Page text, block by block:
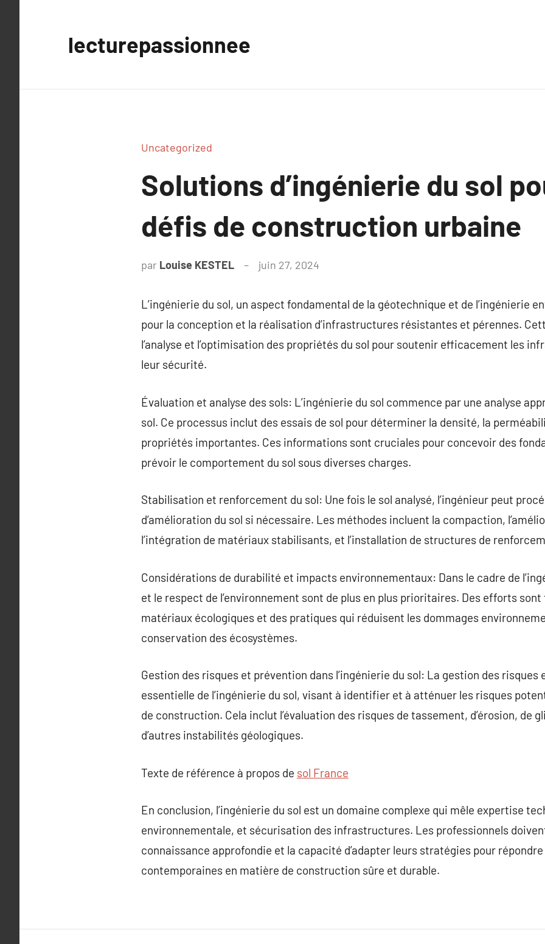
lecturepassionnee
Uncategorized
Solutions d’ingénierie du sol
défis de construction urbaine
par Louise KESTEL juin 27, 2024
L’ingénierie du sol, un aspect fondamental de la géotechnique et de l’ingénierie
pour la conception et la réalisation d’infrastructures résistantes et pérennes.
l’analyse et l’optimisation des propriétés du sol pour soutenir efficacement les
leur sécurité.
Évaluation et analyse des sols: L’ingénierie du sol commence par une analyse
sol. Ce processus inclut des essais de sol pour déterminer la densité, la
propriétés importantes. Ces informations sont cruciales pour concevoir des
prévoir le comportement du sol sous diverses charges.
Stabilisation et renforcement du sol: Une fois le sol analysé, l’ingénieur peut
d’amélioration du sol si nécessaire. Les méthodes incluent la compaction,
l’intégration de matériaux stabilisants, et l’installation de structures de
Considérations de durabilité et impacts environnementaux: Dans le cadre de
et le respect de l’environnement sont de plus en plus prioritaires. Des efforts
matériaux écologiques et des pratiques qui réduisent les dommages
conservation des écosystèmes.
Gestion des risques et prévention dans l’ingénierie du sol: La gestion des risques
essentielle de l’ingénierie du sol, visant à identifier et à atténuer les risques
de construction. Cela inclut l’évaluation des risques de tassement, d’érosion, de
d’autres instabilités géologiques.
Texte de référence à propos de sol France
En conclusion, l’ingénierie du sol est un domaine complexe qui mêle expertise
environnementale, et sécurisation des infrastructures. Les professionnels
connaissance approfondie et la capacité d’adapter leurs stratégies pour
contemporaines en matière de construction sûre et durable.